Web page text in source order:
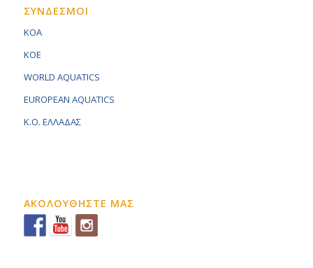
ΣΥΝΔΕΣΜΟΙ
KOA
KOE
WORLD AQUATICS
EUROPEAN AQUATICS
K.O. ΕΛΛΑΔΑΣ
ΑΚΟΛΟΥΘΗΣΤΕ ΜΑΣ